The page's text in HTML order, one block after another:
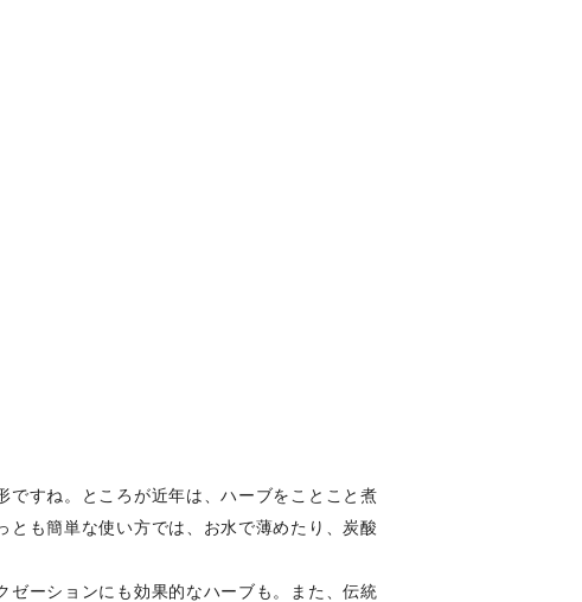
ですね。ところが近年は、ハーブをことこと煮
も簡単な使い方では、お水で薄めたり、炭酸
ゼーションにも効果的なハーブも。また、伝統